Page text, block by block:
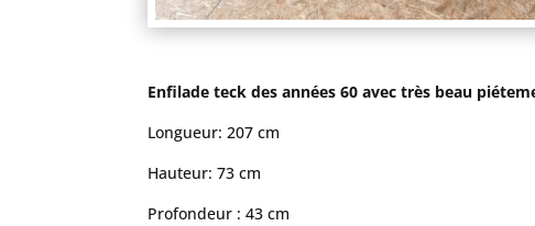
Enfilade teck des années 60 avec très beau
Longueur: 207 cm
Hauteur: 73 cm
Profondeur : 43 cm